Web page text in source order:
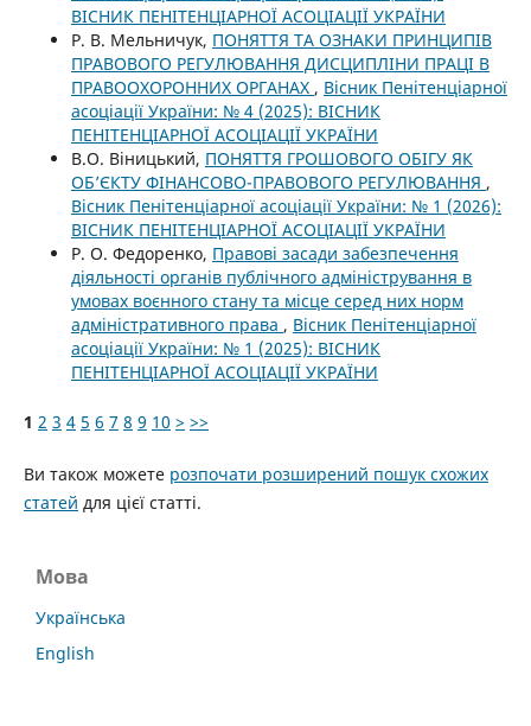
ВІСНИК ПЕНІТЕНЦІАРНОЇ АСОЦІАЦІЇ УКРАЇНИ
Р. В. Мельничук, ПОНЯТТЯ ТА ОЗНАКИ ПРИНЦИПІВ
ПРАВОВОГО РЕГУЛЮВАННЯ ДИСЦИПЛІНИ ПРАЦІ В
ПРАВООХОРОННИХ ОРГАНАХ , Вісник Пенітенціарної
асоціації України: № 4 (2025): ВІСНИК
ПЕНІТЕНЦІАРНОЇ АСОЦІАЦІЇ УКРАЇНИ
В.О. Віницький, ПОНЯТТЯ ГРОШОВОГО ОБІГУ ЯК
ОБ’ЄКТУ ФІНАНСОВО-ПРАВОВОГО РЕГУЛЮВАННЯ ,
Вісник Пенітенціарної асоціації України: № 1 (2026):
ВІСНИК ПЕНІТЕНЦІАРНОЇ АСОЦІАЦІЇ УКРАЇНИ
Р. О. Федоренко, Правові засади забезпечення
діяльності органів публічного адміністрування в
умовах воєнного стану та місце серед них норм
адміністративного права , Вісник Пенітенціарної
асоціації України: № 1 (2025): ВІСНИК
ПЕНІТЕНЦІАРНОЇ АСОЦІАЦІЇ УКРАЇНИ
1 2 3 4 5 6 7 8 9 10 > >>
Ви також можете розпочати розширений пошук схожих
статей для цієї статті.
Мова
Українська
English